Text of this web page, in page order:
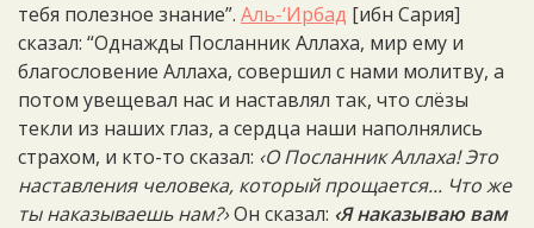
тебя полезное знание”. Аль-‘Ирбад [ибн Сария]
сказал: “Однажды Посланник Аллаха, мир ему и
благословение Аллаха, совершил с нами молитву, а
потом увещевал нас и наставлял так, что слёзы
текли из наших глаз, а сердца наши наполнялись
страхом, и кто-то сказал: ‹О Посланник Аллаха! Это
наставления человека, который прощается... Что же
ты наказываешь нам?›Он сказал: ‹Я наказываю вам